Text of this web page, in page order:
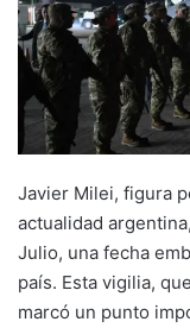
Javier Milei, figura
actualidad
Julio, una fecha
país. Esta vigilia,
marcó un punto